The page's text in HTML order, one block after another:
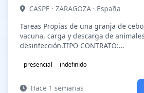
CASPE · ZARAGOZA · España
Tareas Propias de una granja de
vacuna, carga y descarga de
desinfección.TIPO CONTRATO:
cuentaincorporac…
presencial indefinido
Hace 1 semanas